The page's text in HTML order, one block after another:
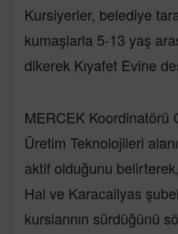
Kursiyerler, belediye
kumaşlarla 5-13 yaş
dikerek Kıyafet Evine
MERCEK Koordinatörü
Üretim Teknolojileri
aktif olduğunu
Hal ve Karacailyas
kurslarının sürdüğünü